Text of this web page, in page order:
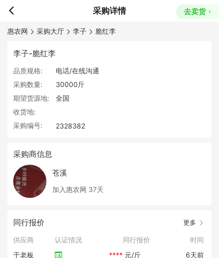
采购详情 去卖货
惠农网 采购大厅 李子 脆红李
李子-脆红李
品质规格:
电话/在线沟通
采购数量:
30000斤
期望货源地:
全国
收货地:
采购编号:
2328382
采购商信息
苍溪
加入惠农网 37天
同行报价 更多
供应商 认证情况 同行报价
时间
于老板
**** 元/斤
6天前